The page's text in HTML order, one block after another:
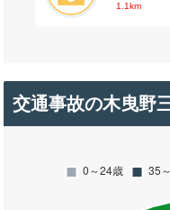
1.1km
交通事故の木曳野